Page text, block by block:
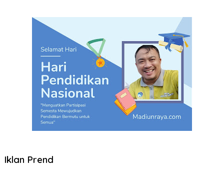
Iklan Prend